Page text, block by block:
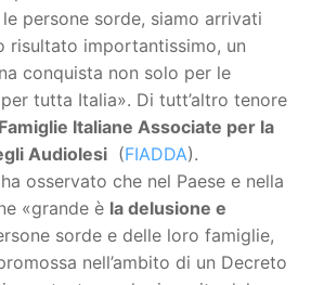
persone sorde, siamo arrivati
risultato importantissimo, un
conquista non solo per le
tutta Italia». Di tutt’altro tenore
Famiglie Italiane Associate per la
Audiolesi (FIADDA).
osservato che nel Paese e nella
«grande è la delusione e
sorde e delle loro famiglie,
nell’ambito di un Decreto